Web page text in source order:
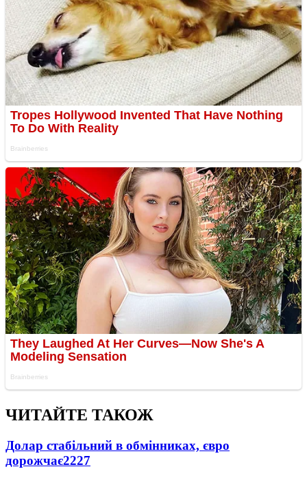
ЧИТАЙТЕ ТАКОЖ
Долар стабільний в обмінниках, євро
дорожчає2227